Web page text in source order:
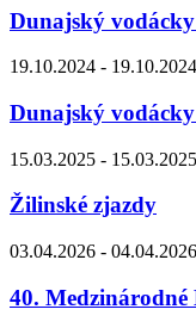
Dunajský
19.10.2024 - 19.10.2024
Dunajský
15.03.2025 - 15.03.2025
Žilinské zjazdy
03.04.2026 - 04.04.2026
40.